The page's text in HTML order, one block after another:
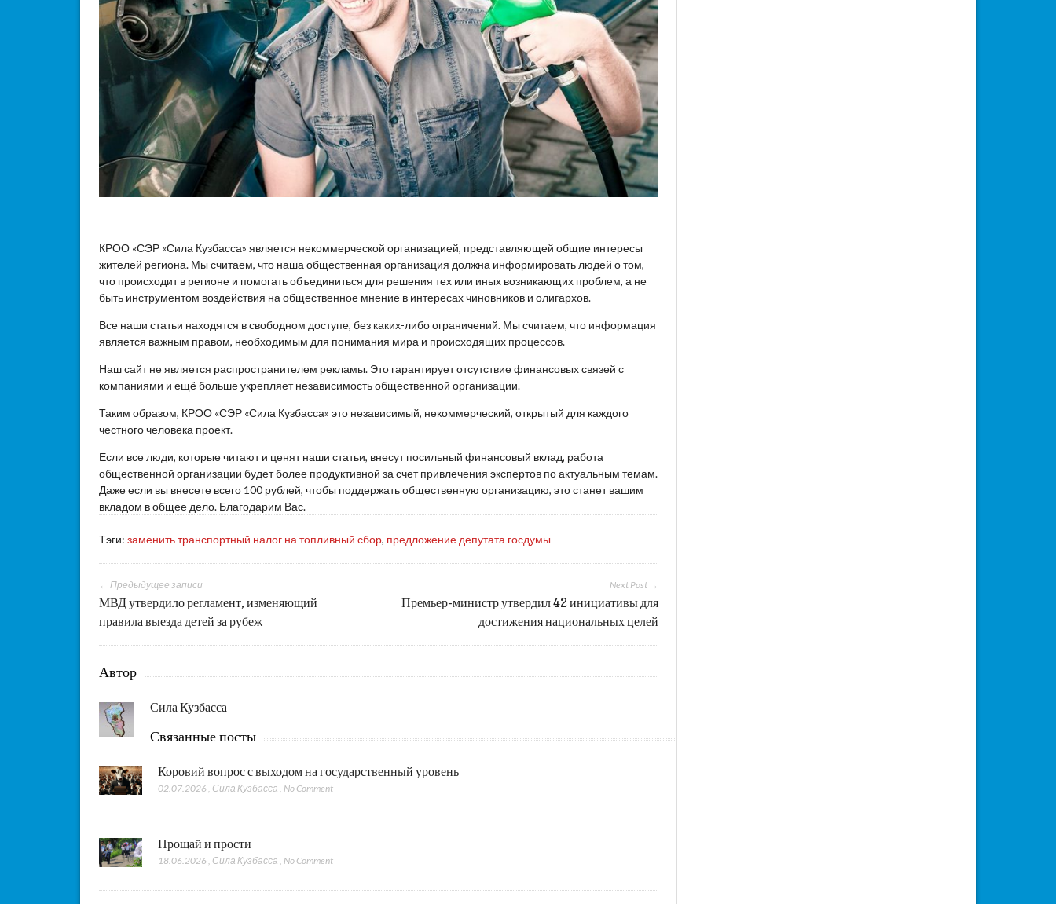
КРОО «СЭР «Сила Кузбасса» является некоммерческой организацией, представляющей общие интересы
жителей региона. Мы считаем, что наша общественная организация должна информировать людей о том,
что происходит в регионе и помогать объединиться для решения тех или иных возникающих проблем, а не
быть инструментом воздействия на общественное мнение в интересах чиновников и олигархов.
Все наши статьи находятся в свободном доступе, без каких-либо ограничений. Мы считаем, что информация
является важным правом, необходимым для понимания мира и происходящих процессов.
Наш сайт не является распространителем рекламы. Это гарантирует отсутствие финансовых связей с
компаниями и ещё больше укрепляет независимость общественной организации.
Таким образом, КРОО «СЭР «Сила Кузбасса» это независимый, некоммерческий, открытый для каждого
честного человека проект.
Если все люди, которые читают и ценят наши статьи, внесут посильный финансовый вклад, работа
общественной организации будет более продуктивной за счет привлечения экспертов по актуальным темам.
Даже если вы внесете всего 100 рублей, чтобы поддержать общественную организацию, это станет вашим
вкладом в общее дело. Благодарим Вас.
Тэги:заменить транспортный налог на топливный сбор, предложение депутата госдумы
Next Post →
Премьер-министр утвердил 42 инициативы для
достижения национальных целей
← Предыдущее записи
МВД утвердило регламент, изменяющий
правила выезда детей за рубеж
Автор
Сила Кузбасса
Связанные посты
Коровий вопрос с выходом на государственный уровень
02.07.2026 , Сила Кузбасса ,No Comment
Прощай и прости
18.06.2026 Сила Кузбасса No Comment